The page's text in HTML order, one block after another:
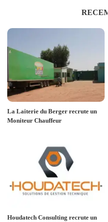
La Laiterie du Berger recrute un
Moniteur Chauffeur
Houdatech Consulting recrute un